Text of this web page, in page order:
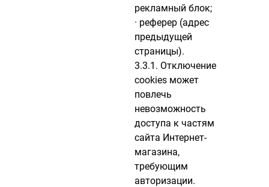
рекламный блок;
· реферер (адрес
предыдущей
страницы).
3.3.1. Отключение
cookies может
повлечь
невозможность
доступа к частям
сайта Интернет-
магазина,
требующим
авторизации.